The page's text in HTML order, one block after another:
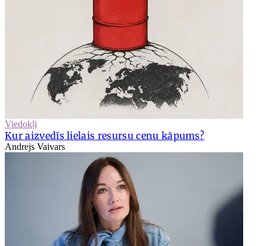
Viedokļi
Kur aizvedīs lielais resursu cenu kāpums?
Andrejs Vaivars